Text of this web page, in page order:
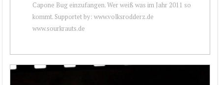
Capone Bug einzufangen. Wer weiß was im Jahr 2011 so
kommt. Supportet by: www.volksrodderz.de
www.sourkrauts.de